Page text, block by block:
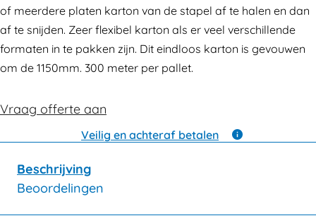
of meerdere platen karton van de stapel af te halen en dan
af te snijden. Zeer flexibel karton als er veel verschillende
formaten in te pakken zijn. Dit eindloos karton is gevouwen
om de 1150mm. 300 meter per pallet.
Vraag offerte aan
Veilig en achteraf betalen
Beschrijving
Beoordelingen